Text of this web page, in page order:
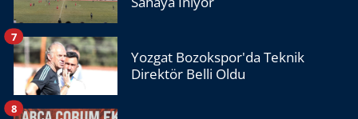
Yozgat Bozokspor'da Teknik
Direktör Belli Oldu
7
8